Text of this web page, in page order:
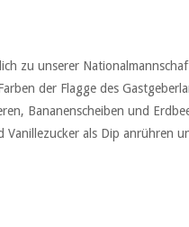
zu unserer
der Flagge des
Bananenscheiben und
als Dip anrühren